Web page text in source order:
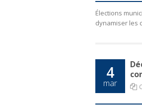
Élections
dynamiser les
4
mar